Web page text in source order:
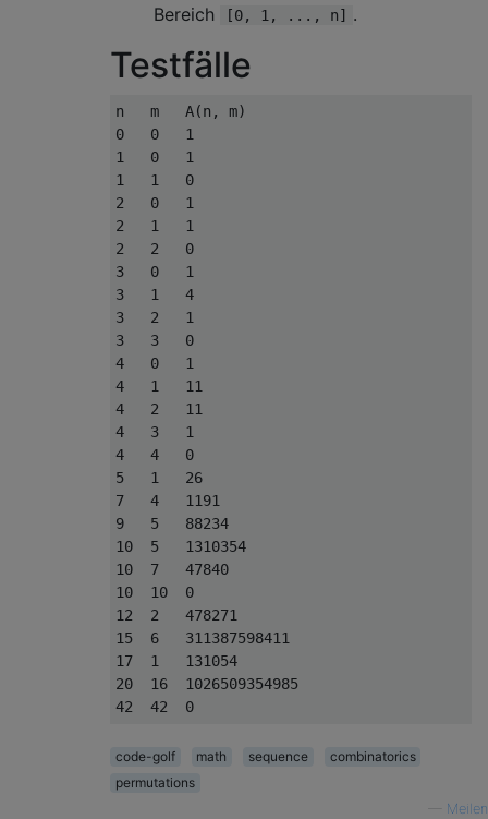
Bereich
[0, 1, ..., n] .
Testfälle
n   m   A(n, m)
0   0   1
1   0   1
1   1   0
2   0   1
2   1   1
2   2   0
3   0   1
3   1   4
3   2   1
3   3   0
4   0   1
4   1   11
4   2   11
4   3   1
4   4   0
5   1   26
7   4   1191
9   5   88234
10  5   1310354
10  7   47840
10  10  0
12  2   478271
15  6   311387598411
17  1   131054
20  16  1026509354985
code-golf math sequence
combinatorics
permutations
Meilen